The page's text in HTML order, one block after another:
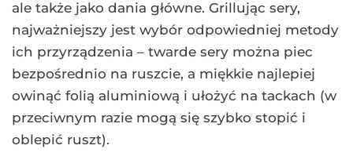
ale także jako dania główne. Grillując sery,
najważniejszy jest wybór odpowiedniej metody
ich przyrządzenia – twarde sery można piec
bezpośrednio na ruszcie, a miękkie najlepiej
owinąć folią aluminiową i ułożyć na tackach (w
przeciwnym razie mogą się szybko stopić i
oblepić ruszt).